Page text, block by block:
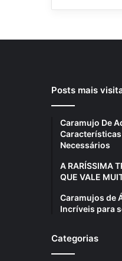
Posts mais
Caramujo De
Necessários
A RARÍSSIMA
QUE VALE
Caramujos de
Incríveis para
Categorias